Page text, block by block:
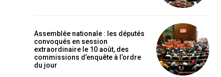
Assemblée nationale : les députés
convoqués en session
extraordinaire le 10 août, des
commissions d’enquête à l’ordre
du jour